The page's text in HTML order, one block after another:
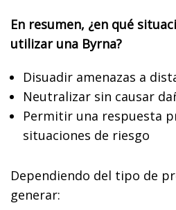
En resumen, ¿en qué
utilizar una Byrna?
Disuadir amenazas a
Neutralizar sin causar
Permitir una respuesta
situaciones de riesgo
Dependiendo del tipo de
generar: